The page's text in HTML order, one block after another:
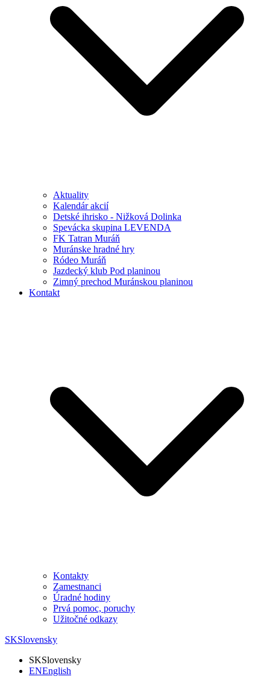
Aktuality
Kalendár akcií
Detské ihrisko - Nižková Dolinka
Spevácka skupina LEVENDA
FK Tatran Muráň
Muránske hradné hry
Ródeo Muráň
Jazdecký klub Pod planinou
Zimný prechod Muránskou planinou
Kontakt
Kontakty
Zamestnanci
Úradné hodiny
Prvá pomoc, poruchy
Užitočné odkazy
SKSlovensky
SKSlovensky
ENEnglish